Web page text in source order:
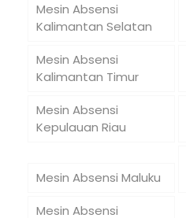
Mesin Absensi
Kalimantan Selatan
Mesin Absensi
Kalimantan Timur
Mesin Absensi
Kepulauan Riau
Mesin Absensi Maluku
Mesin Absensi